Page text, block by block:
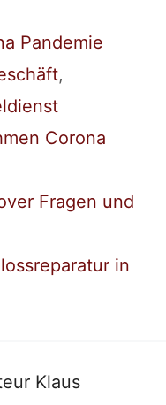
Pandemie
,
Corona
Fragen und
in
Klaus